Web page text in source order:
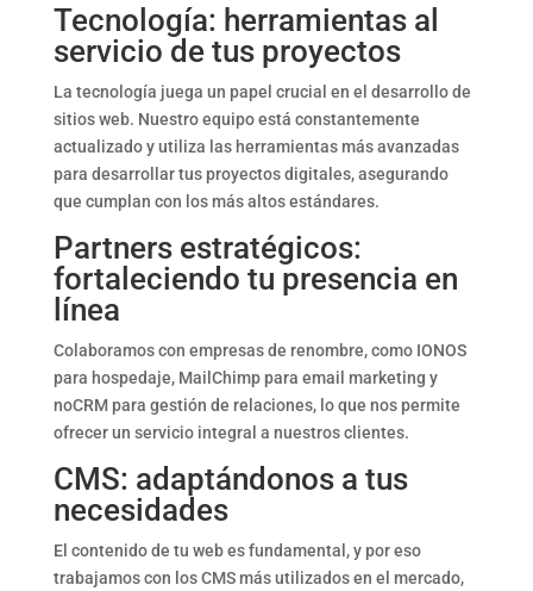
Tecnología: herramientas al
servicio de tus proyectos
La tecnología juega un papel crucial en el desarrollo de
sitios web. Nuestro equipo está constantemente
actualizado y utiliza las herramientas más avanzadas
para desarrollar tus proyectos digitales, asegurando
que cumplan con los más altos estándares.
Partners estratégicos:
fortaleciendo tu presencia en
línea
Colaboramos con empresas de renombre, como IONOS
para hospedaje, MailChimp para email marketing y
noCRM para gestión de relaciones, lo que nos permite
ofrecer un servicio integral a nuestros clientes.
CMS: adaptándonos a tus
necesidades
El contenido de tu web es fundamental, y por eso
trabajamos con los CMS más utilizados en el mercado,